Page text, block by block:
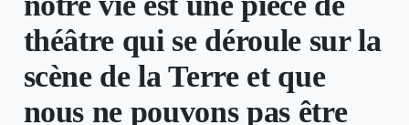
théâtre qui se déroule sur la
scène de la Terre et que
nous ne pouvons pas être